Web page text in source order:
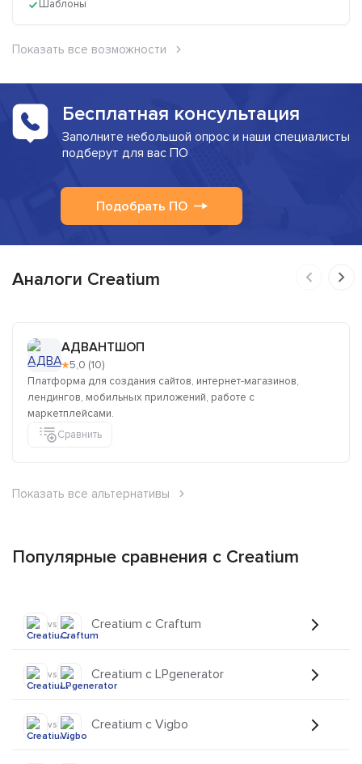
Шаблоны
Показать все возможности
Бесплатная консультация
Заполните небольшой опрос и наши специалисты
подберут для вас ПО
Подобрать ПО
Аналоги Creatium
АДВАНТШОП
★5,0 (10)
Платформа для создания сайтов, интернет-магазинов,
лендингов, мобильных приложений, работе с
маркетплейсами.
Сравнить
Показать все альтернативы
Популярные сравнения с Creatium
vs Creatium с Craftum
vs Creatium с LPgenerator
vs Creatium с Vigbo